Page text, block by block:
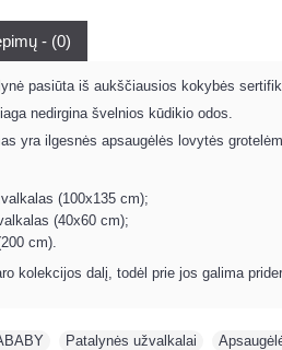
- (0)
pasiūta iš aukščiausios kokybės
nedirgina švelnios kūdikio odos.
yra ilgesnės apsaugėlės lovytės
(100x135 cm);
(40x60 cm);
cm).
kolekcijos dalį, todėl prie jos galima
Patalynės užvalkalai